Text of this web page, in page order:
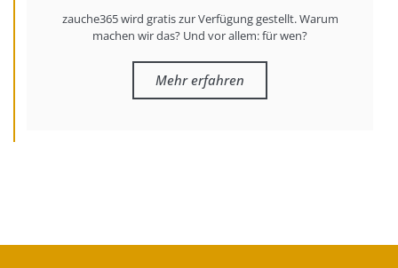
zauche365 wird gratis zur Verfügung gestellt. Warum
machen wir das? Und vor allem: für wen?
Mehr erfahren